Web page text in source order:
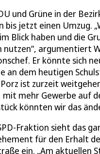
und Grüne in der
bis jetzt einen Umzug.
Blick haben und die
nutzen“, argumentiert
Er könnte sich
an dem heutigen
ist zurzeit
mit mehr Gewerbe auf
könnten wir das
Fraktion sieht das
für den Erhalt
ein. „Am aktuellen